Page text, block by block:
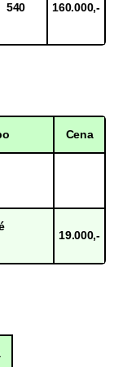
540 160.000,-
Cena
19.000,-